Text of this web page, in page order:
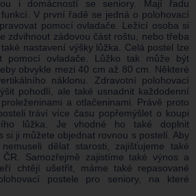
i domácností se seniory. Mají řadu
V první řadě se jedná o polohovací
pomocí ovladače. Ležící osoba si
zdvihnout zádovou část roštu, nebo třeba
nastavení výšky lůžka. Celá postel lze
pomocí ovladače. Lůžko tak může být
obvykle mezi 40 cm až 80 cm. Některé
náklonu. Zdravotní polohovací
pohodlí, ale také usnadnit každodenní
a otlačeninami. Právě proto
tráví více času popřemýšlet o koupi
lůžka. Je vhodné ho také doplnit
si ji můžete objednat rovnou s postelí. Aby
dělat starosti, zajišťujeme také
Samozřejmě zajistíme také výnos a
chtějí ušetřit, máme také repasované
postele pro seniory, na které